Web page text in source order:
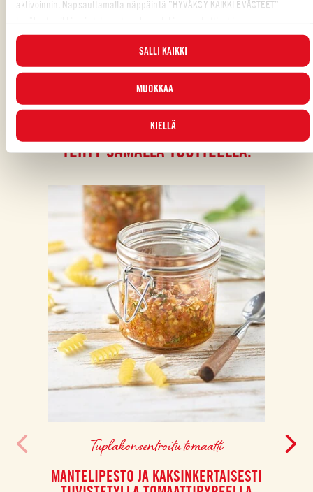
aktivoinnin. Napsauttamalla näppäintä ”HYVÄKSY KAIKKI EVÄSTEET”
profilointievästeet. Voit valita milloin tahansa, mitkä evästeet hyväksyt, ja
katsella päivitettyä evästeluetteloa ”HALLINNOI”-painikkeesta. Lisätietoja
varten tutustuEvästekäytäntöömme.
SALLI KAIKKI
MUOKKAA
KIELLÄ
TEHTY SAMALLA TUOTTEELLA:
Tuplakonsentroitu tomaatti
MANTELIPESTO JA KAKSINKERTAISESTI